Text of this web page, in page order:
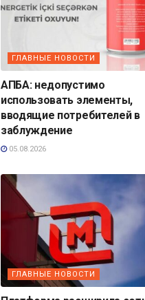
ГЛАВНЫЕ НОВОСТИ
АПБА: недопустимо
использовать элементы,
вводящие потребителей в
заблуждение
05.08.2026
ГЛАВНЫЕ НОВОСТИ